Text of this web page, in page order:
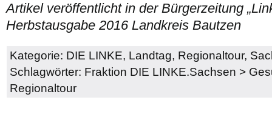
Artikel veröffentlicht in der Bürgerzeitung
Herbstausgabe 2016 Landkreis Bautzen
Kategorie: DIE LINKE, Landtag, Regionaltour,
Schlagwörter: Fraktion DIE LINKE.Sachsen >
Regionaltour